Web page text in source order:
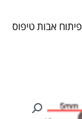
פיתוח אבות טיפוס